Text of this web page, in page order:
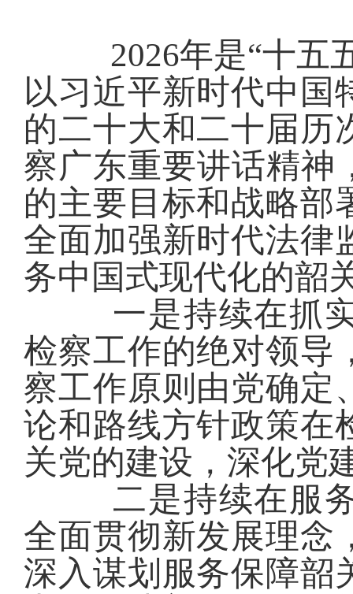
2026年是“十五
以习近平新时代中国
的二十大和二十届历
察广东重要讲话精神
的主要目标和战略部
全面加强新时代法律
务中国式现代化的韶
一是持续在抓
检察工作的绝对领导
察工作原则由党确定
论和路线方针政策在
关党的建设，深化党
二是持续在服
全面贯彻新发展理念
深入谋划服务保障韶